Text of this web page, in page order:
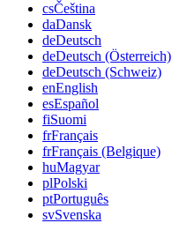
csČeština
daDansk
deDeutsch
deDeutsch (Österreich)
deDeutsch (Schweiz)
enEnglish
esEspañol
fiSuomi
frFrançais
frFrançais (Belgique)
huMagyar
plPolski
ptPortuguês
svSvenska